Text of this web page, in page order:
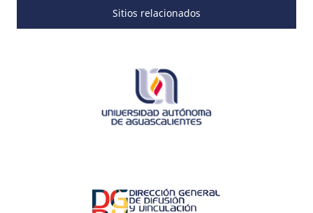
Sitios relacionados